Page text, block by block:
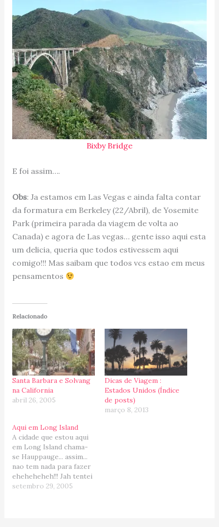
Bixby Bridge
E foi assim….
Obs: Ja estamos em Las Vegas e ainda falta contar
da formatura em Berkeley (22/Abril), de Yosemite
Park (primeira parada da viagem de volta ao
Canada) e agora de Las vegas… gente isso aqui esta
um delicia, queria que todos estivessem aqui
comigo!!! Mas saibam que todos vcs estao em meus
pensamentos
Relacionado
Santa Barbara e Solvang
na California
abril 26, 2005
Dicas de Viagem :
Estados Unidos (Índice
de posts)
março 8, 2013
Aqui em Long Island
A cidade que estou aqui
em Long Island chama-
se Hauppauge... assim...
nao tem nada para fazer
eheheheheh!!! Jah tentei
caminhar pela redondeza
setembro 29, 2005